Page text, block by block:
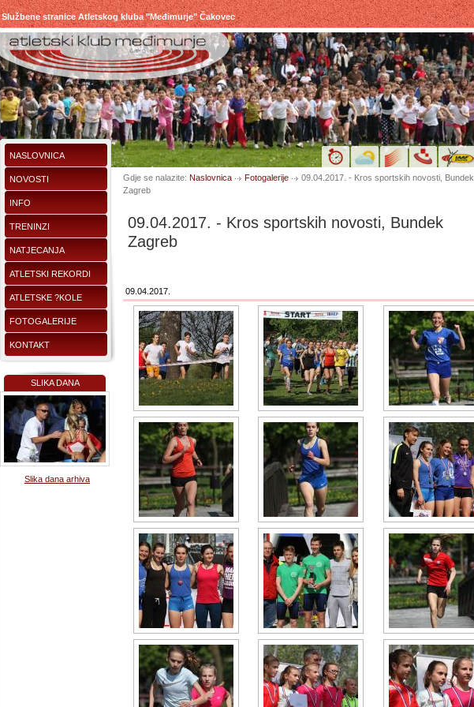
Službene stranice Atletskog kluba "Međimurje" Čakovec
NASLOVNICA
NOVOSTI
INFO
TRENINZI
NATJECANJA
ATLETSKI REKORDI
ATLETSKE ?KOLE
FOTOGALERIJE
KONTAKT
SLIKA DANA
Slika dana arhiva
Gdje se nalazite: Naslovnica Fotogalerije
09.04.2017. - Kros sportskih novosti, Bundek
Zagreb
09.04.2017. - Kros sportskih novosti, Bundek
Zagreb
09.04.2017.